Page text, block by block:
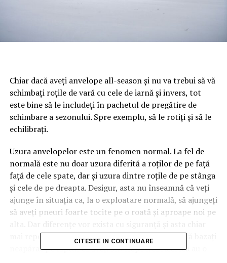
Chiar dacă aveți anvelope all-season și nu va trebui să vă
schimbați roțile de vară cu cele de iarnă și invers, tot
este bine să le includeți în pachetul de pregătire de
schimbare a sezonului. Spre exemplu, să le rotiți și să le
echilibrați.
Uzura anvelopelor este un fenomen normal. La fel de
normală este nu doar uzura diferită a roților de pe față
față de cele spate, dar și uzura dintre roțile de pe stânga
și cele de pe dreapta. Desigur, asta nu înseamnă că veți
ajunge în situația ca, la o exploatare normală, să ajungeți
să aveți pneuri foarte tocite pe o roată și aproape noi pe
mai repede decât vă așteptați. De asemenea, nu vă bazați
neapărat pe faptul că aveți anvelope noi. Acestea au o
CITESTE IN CONTINUARE